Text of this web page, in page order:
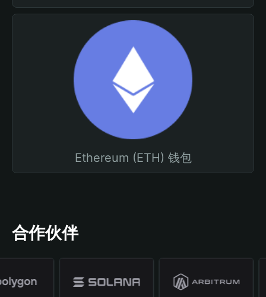
Ethereum (ETH) 钱包
合作伙伴